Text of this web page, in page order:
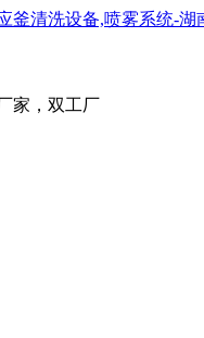
家，双工厂
嘴加湿
通常就需要将其电子
加湿的作用，我将其称
容易干燥的地方，都是